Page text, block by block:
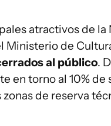
atractivos de
Ministerio de
al público.
en torno al 10%
de reserva